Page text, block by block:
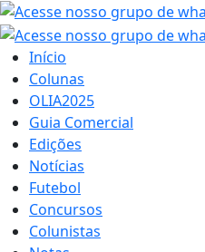
Início
Colunas
OLIA2025
Guia Comercial
Edições
Notícias
Futebol
Concursos
Colunistas